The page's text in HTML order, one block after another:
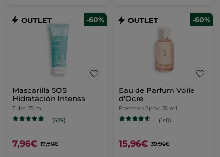
-60%
Mascarilla SOS
Hidratación Intensa
Tubo 75 ml
(629)
7,96€ 19,90€
-60%
Eau de Parfum Voile
d'Ocre
Frasco en Spray 30 ml
(140)
15,96€ 39,90€